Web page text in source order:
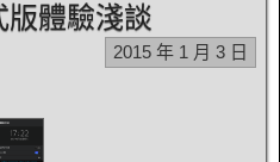
版體驗淺談
2015 年 1 月 3 日